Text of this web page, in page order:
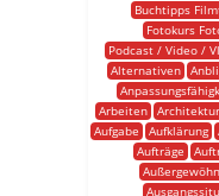
Buchtipps
Fotokurs
Podcast / Video /
Alternativen
Arbeiten
Architektur
Aufgabe
Aufklärung
Aufträge